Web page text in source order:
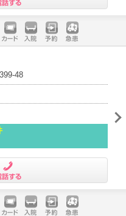
クレジッ
入院 予約 急患
48